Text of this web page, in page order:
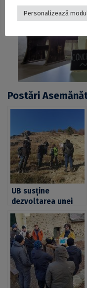
Postări
UB susține
dezvoltarea unei
metode inovative
de învățare în
Geoparcul Țara
Hațegului.
„Poveștile
Balaurului Bondoc
despre istoria
Pământului”, primul
Personalizează